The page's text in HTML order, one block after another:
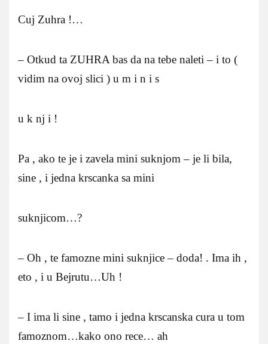
Cuj Zuhra !…
– Otkud ta ZUHRA bas da na tebe naleti – i to (
vidim na ovoj slici ) u m i n i s
u k nj i !
Pa , ako te je i zavela mini suknjom – je li bila,
sine , i jedna krscanka sa mini
suknjicom…?
– Oh , te famozne mini suknjice – doda! . Ima ih ,
eto , i u Bejrutu…Uh !
– I ima li sine , tamo i jedna krscanska cura u tom
famoznom…kako ono rece… ah